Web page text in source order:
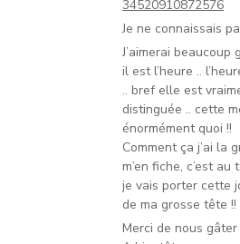
34520910872576
Je ne connaissais
J’aimerai
il est l’heure ..
.. bref elle est
distinguée .. cette
énormément quoi !!
Comment ça j’ai la
m’en fiche, c’est
je vais porter cette
de ma grosse tête !!
Merci de nous